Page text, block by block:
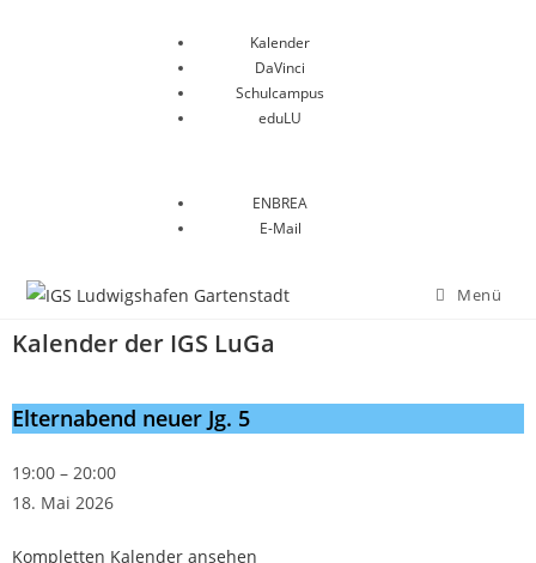
Kalender
DaVinci
Schulcampus
eduLU
ENBREA
E-Mail
Menü
Kalender der IGS LuGa
Elternabend neuer Jg. 5
19:00 – 20:00
18. Mai 2026
Kompletten Kalender ansehen